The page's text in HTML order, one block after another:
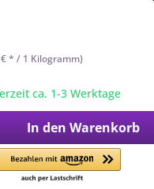
* / 1 Kilogramm)
ca. 1-3 Werktage
In den Warenkorb